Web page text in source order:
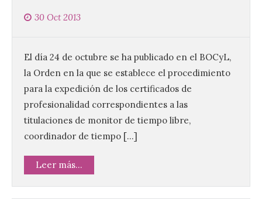
30 Oct 2013
El día 24 de octubre se ha publicado en el BOCyL,
la Orden en la que se establece el procedimiento
para la expedición de los certificados de
profesionalidad correspondientes a las
titulaciones de monitor de tiempo libre,
coordinador de tiempo […]
Leer más...